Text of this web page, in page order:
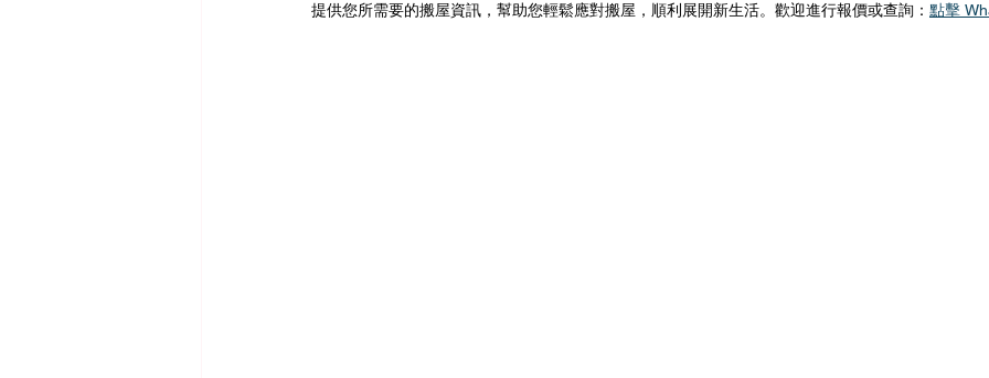
提供您所需要的搬屋資訊，幫助您輕鬆應對搬屋，順利展開新生活。歡迎進行報價或查詢： 點擊